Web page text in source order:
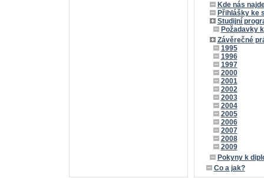
Kde nás
Přihlášky ke
Studijní
Požadavky
Závěrečné
1995
1996
1997
2000
2001
2002
2003
2004
2005
2006
2007
2008
2009
Pokyny k
Co a jak?